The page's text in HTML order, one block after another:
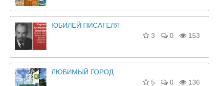
ЮБИЛЕЙ ПИСАТЕЛЯ
3
0 153
ЛЮБИМЫЙ ГОРОД
5
0 136